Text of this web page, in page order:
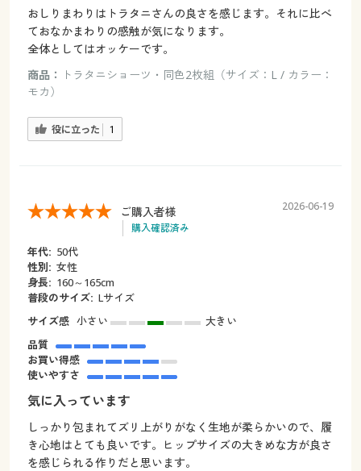
おしりまわりはトラタニさんの良さを感じます。それに比べ
ておなかまわりの感触が気になります。
全体としてはオッケーです。
商品：
トラタニショーツ・同色2枚組（サイズ：L / カラー：
モカ）
役に立った 1
ご購入者様
購入確認済み
2026-06-19
年代: 50代
性別: 女性
身長: 160～165cm
普段のサイズ: Lサイズ
サイズ感 小さい
大きい
品質
お買い得感
使いやすさ
気に入っています
しっかり包まれてズリ上がりがなく生地が柔らかいので、履
き心地はとても良いです。ヒップサイズの大きめな方が良さ
を感じられる作りだと思います。